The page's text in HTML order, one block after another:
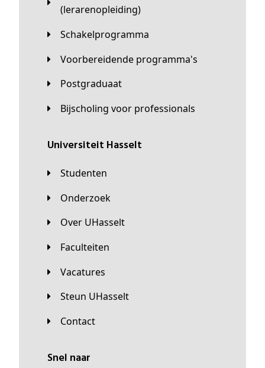
(lerarenopleiding)
Schakelprogramma
Voorbereidende programma's
Postgraduaat
Bijscholing voor professionals
universiteit Hasselt
Studenten
Onderzoek
Over UHasselt
Faculteiten
Vacatures
Steun UHasselt
Contact
Snel naar